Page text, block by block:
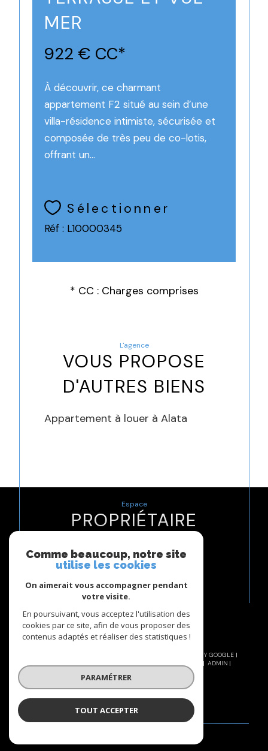
MER
922 € CC*
À découvrir, ce charmant
appartement F2 situé au sein d’une
villa-résidence intimiste, sécurisée et
composée de très peu de co-lotis,
offrant un...
Sélectionner
Réf : L10000345
* CC : Charges comprises
L'agence
VOUS PROPOSE
D'AUTRES BIENS
Appartement à louer à Alata
Espace
PROPRIÉTAIRE
Se connecter
ADHÉRONS
© 2026 | TOUS DROITS RÉSERVÉS | TRADUCTION POWERED BY GOOGLE |
ADMIN
COOKIES
Comme beaucoup, notre site
utilise les cookies
On aimerait vous accompagner pendant
votre visite.
En poursuivant, vous acceptez l'utilisation des
cookies par ce site, afin de vous proposer des
contenus adaptés et réaliser des statistiques !
PARAMÉTRER
TOUT ACCEPTER